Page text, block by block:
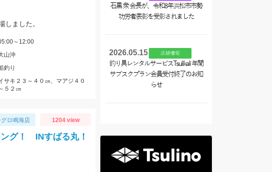
しました。
～12:00
山沖
釣り
サキ２３～４０㎝、マアジ４０
５２㎝
グロ鳴海店 1204 view
グ！ INすばる丸！
石黒 衆 会長が、令和8年浜松市市勢
功労者表彰を受彰されました
2026.05.15 店舗情報
釣り具レンタルサービスTsulikali 年間
サブスクプラン会員受付終了のお知
らせ